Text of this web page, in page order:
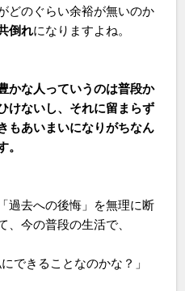
どのぐらい余裕が無いのか
倒れになりますよね。
かな人っていうのは普段か
けないし、それに留まらず
もあいまいになりがちなん
過去への後悔」を無理に断
今の普段の生活で、
きることなのかな？」